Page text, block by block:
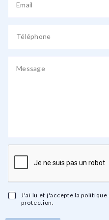
J'ai lu et j'accepte la
protection.